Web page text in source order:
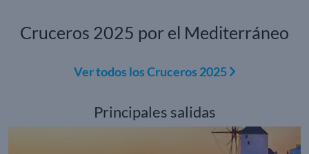
Cruceros 2025 por el Mediterráneo
Ver todos los Cruceros 2025
Principales salidas